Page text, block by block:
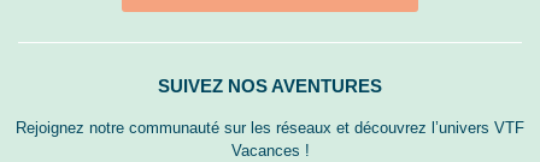
SUIVEZ NOS AVENTURES
Rejoignez notre communauté sur les réseaux et découvrez l’univers VTF
Vacances !